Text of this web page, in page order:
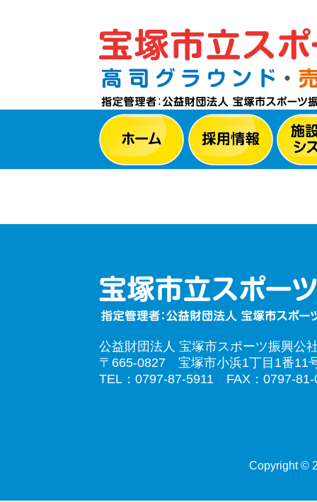
公益財団法人 宝塚市スポーツ振興公
〒665-0827 宝塚市小浜1丁目1番11
TEL：0797-87-5911 FAX：0797-81-
Copyright ©